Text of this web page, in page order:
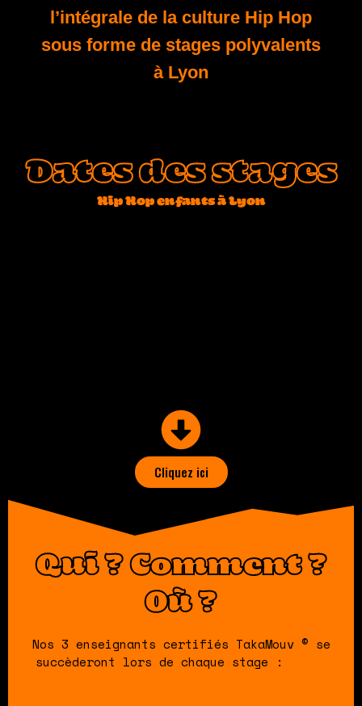
l’intégrale de la culture Hip Hop
sous forme de stages polyvalents
à Lyon
Dates des stages
Hip Hop enfants à Lyon
Cliquez ici
Qui ? Comment ?
Où ?
Nos 3 enseignants certifiés TakaMouv © se
succèderont lors de chaque stage :